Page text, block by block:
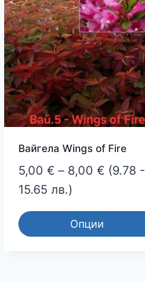
The
options
may
be
chosen
on
the
product
Вайгела Wings of Fire
5,00 € – 8,00 € Price
5,00 €
(9.78 -
15.65 лв.)
Опции